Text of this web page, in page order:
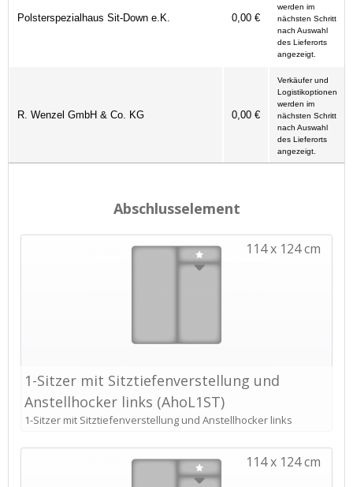
Polsterspezialhaus Sit-Down e.K. 0,00 €
werden im
nächsten Schritt
nach Auswahl
des Lieferorts
angezeigt.
R. Wenzel GmbH & Co. KG 0,00 €
Verkäufer und
Logistikoptionen
werden im
nächsten Schritt
nach Auswahl
des Lieferorts
angezeigt.